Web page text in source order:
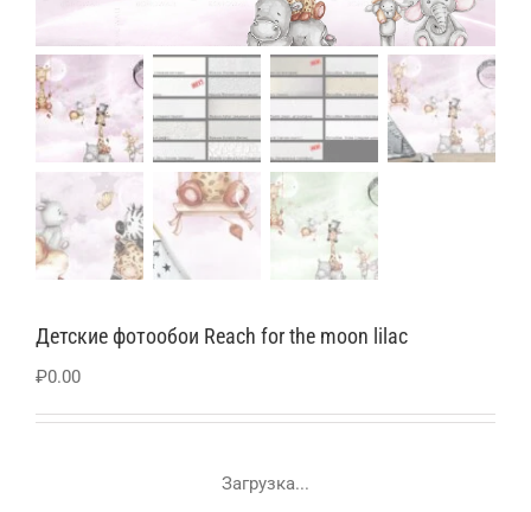
Детские фотообои Reach for the moon lilac
₽0.00
Загрузка...